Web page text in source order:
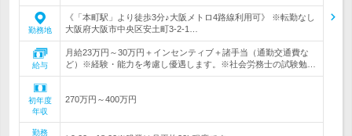
勤務地
《「本町駅」より徒歩3分♪大阪メトロ4路線利用可》 ※転勤なし
大阪府大阪市中央区安土町3-2-1…
給与
月給23万円～30万円＋インセンティブ＋諸手当（通勤交通費な
ど）※経験・能力を考慮し優遇します。※社会労務士の試験勉…
初年度
年収
270万円～400万円
勤務